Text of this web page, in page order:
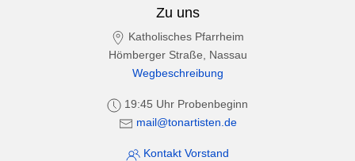
Zu uns
Katholisches Pfarrheim
Hömberger Straße, Nassau
Wegbeschreibung
19:45 Uhr Probenbeginn
mail@tonartisten.de
Kontakt Vorstand